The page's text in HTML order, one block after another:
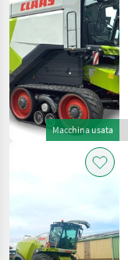
Macchina usata